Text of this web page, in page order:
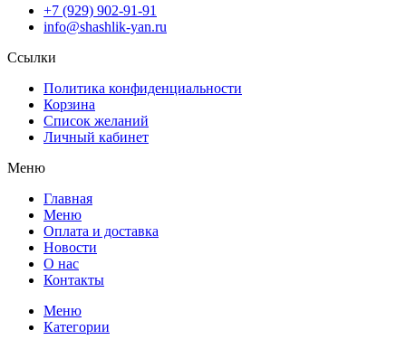
+7 (929) 902-91-91
info@shashlik-yan.ru
Ссылки
Политика конфиденциальности
Корзина
Список желаний
Личный кабинет
Меню
Главная
Меню
Оплата и доставка
Новости
О нас
Контакты
Меню
Категории